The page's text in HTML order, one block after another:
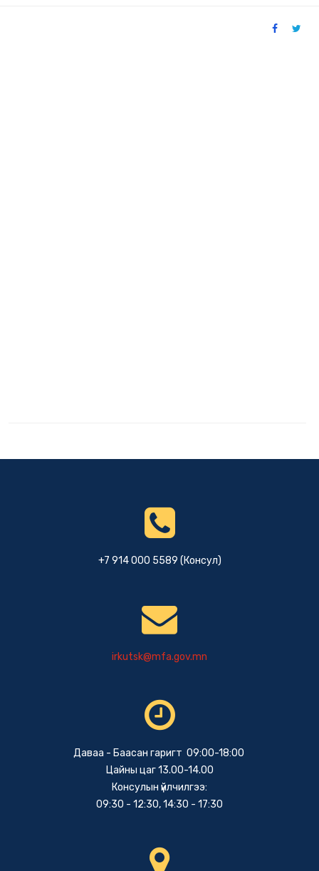
+7 914 000 5589 (Консул)
irkutsk@mfa.gov.mn
Даваа - Баасан гаригт 09:00-18:00
Цайны цаг 13.00-14.00
Консулын үйлчилгээ:
09:30 - 12:30, 14:30 - 17:30